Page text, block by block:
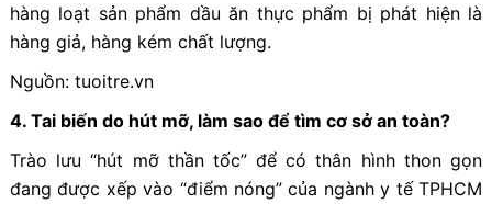
hàng loạt sản phẩm dầu ăn thực phẩm bị phát hiện là
hàng giả, hàng kém chất lượng.
Nguồn: tuoitre.vn
4. Tai biến do hút mỡ, làm sao để tìm cơ sở an toàn?
Trào lưu “hút mỡ thần tốc” để có thân hình thon gọn
đang được xếp vào “điểm nóng” của ngành y tế TPHCM